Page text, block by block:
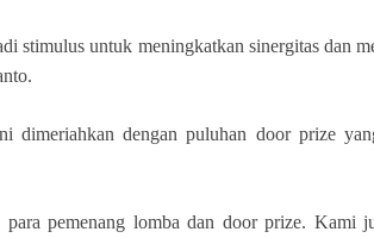
stimulus untuk meningkatkan sinergitas dan
dimeriahkan dengan puluhan door prize
para pemenang lomba dan door prize. Kami